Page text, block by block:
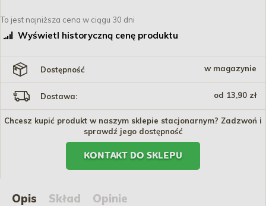
To jest najniższa cena w ciągu 30 dni
Wyświetl historyczną cenę produktu
Dostępność w magazynie
Dostawa: od 13,90 zł
Chcesz kupić produkt w naszym sklepie stacjonarnym? Zadzwoń i
sprawdź jego dostępność
KONTAKT DO SKLEPU
Opis Skład Opinie